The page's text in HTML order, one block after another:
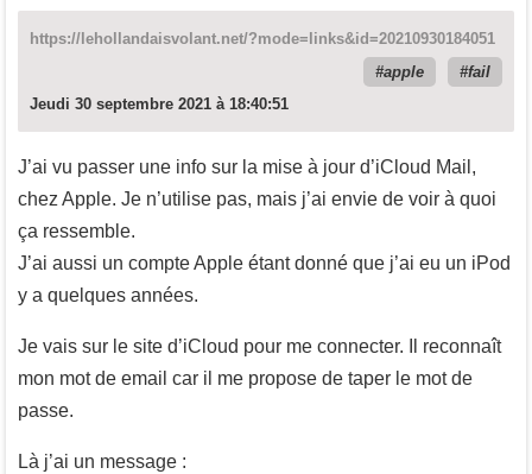
https://lehollandaisvolant.net/?mode=links&id=20210930184051
apple
fail
Jeudi 30 septembre 2021 à 18:40:51
J’ai vu passer une info sur la mise à jour d’iCloud Mail,
chez Apple. Je n’utilise pas, mais j’ai envie de voir à quoi
ça ressemble.
J’ai aussi un compte Apple étant donné que j’ai eu un iPod
y a quelques années.
Je vais sur le site d’iCloud pour me connecter. Il reconnaît
mon mot de email car il me propose de taper le mot de
passe.
Là j’ai un message :